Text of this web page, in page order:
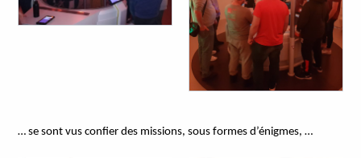
… se sont vus confier des missions, sous formes d’énigmes, …